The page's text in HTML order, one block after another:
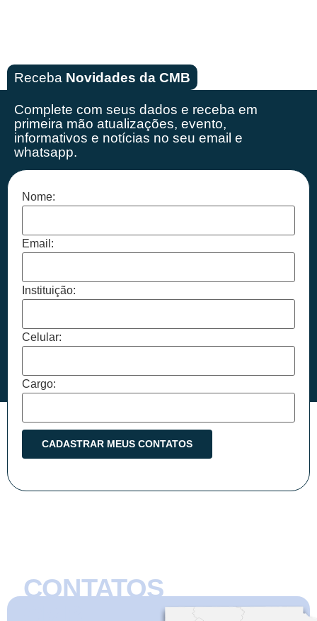
Receba Novidades da CMB
Complete com seus dados e receba em
primeira mão atualizações, evento,
informativos e notícias no seu email e
whatsapp.
Nome:
Email:
Instituição:
Celular:
Cargo:
CONTATOS